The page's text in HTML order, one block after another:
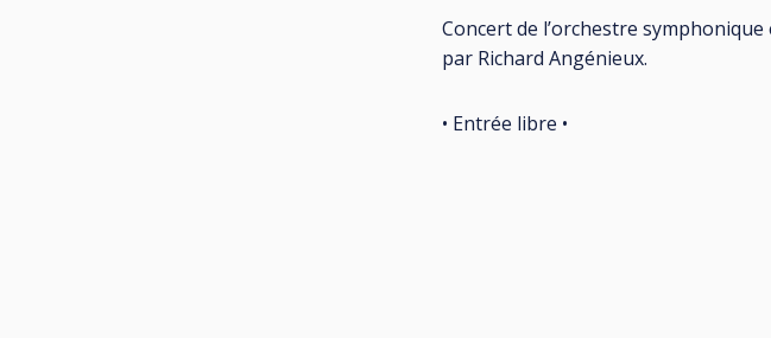
Concert de l’orchestre
par Richard Angénieux.
• Entrée libre •